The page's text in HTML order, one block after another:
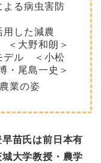
る病虫害防
した減農
＜大野和朗＞
デル ＜小松
・尾島一史＞
業の姿
早苗氏は前日本有
大学教授・農学